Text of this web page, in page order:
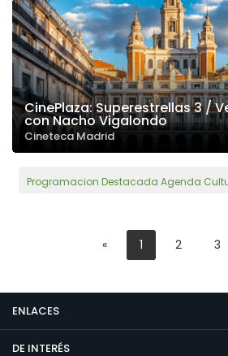
CinePlaza: Superestrellas 3 /
con Nacho Vigalondo
Cineteca Madrid
Programacion Destacada Agenda
« 1 2 3
ENLACES
DE INTERÉS